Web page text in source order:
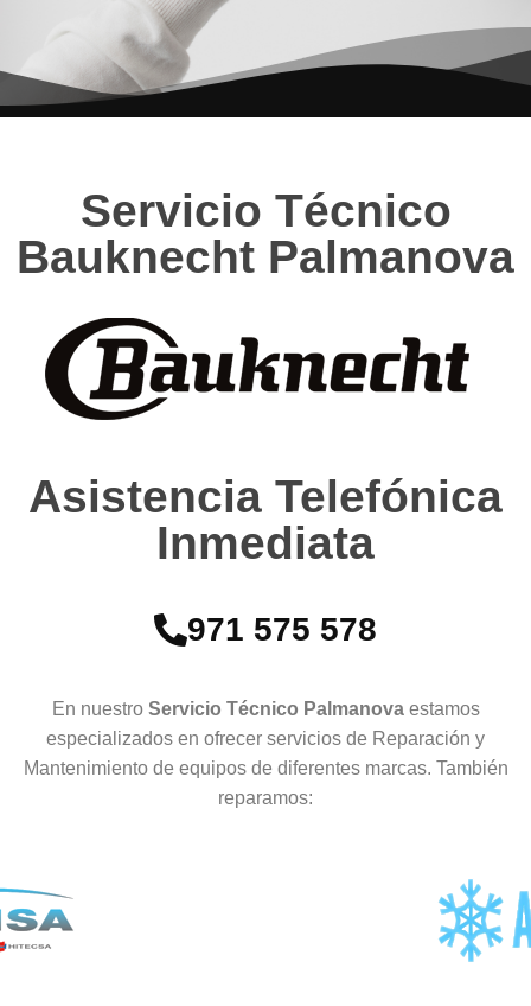
Servicio Técnico
Bauknecht Palmanova
Asistencia Telefónica
Inmediata
971 575 578
En nuestro Servicio Técnico Palmanova estamos
especializados en ofrecer servicios de Reparación y
Mantenimiento de equipos de diferentes marcas. También
reparamos: